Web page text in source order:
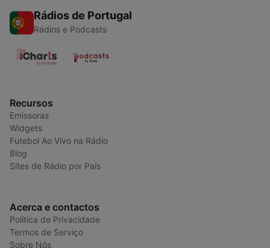
Rádios de Portugal
Rádios e Podcasts
Recursos
Emissoras
Widgets
Futebol Ao Vivo na Rádio
Blog
Sites de Rádio por País
Acerca e contactos
Política de Privacidade
Termos de Serviço
Sobre Nós